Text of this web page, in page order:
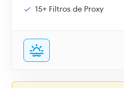
15+ Filtros de Proxy